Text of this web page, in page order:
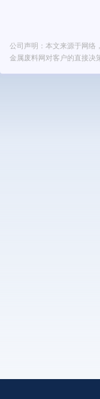
公司声明：本文来源于网络
金属废料网对客户的直接决